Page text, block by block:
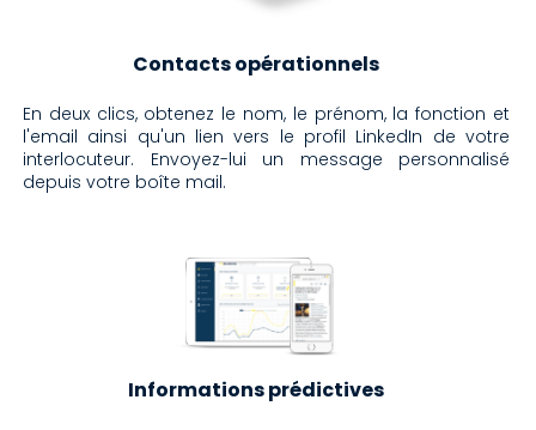
Contacts opérationnels
En deux clics, obtenez le nom, le prénom, la fonction et
l'email ainsi qu'un lien vers le profil LinkedIn de votre
interlocuteur. Envoyez-lui un message personnalisé
depuis votre boîte mail.
Informations prédictives